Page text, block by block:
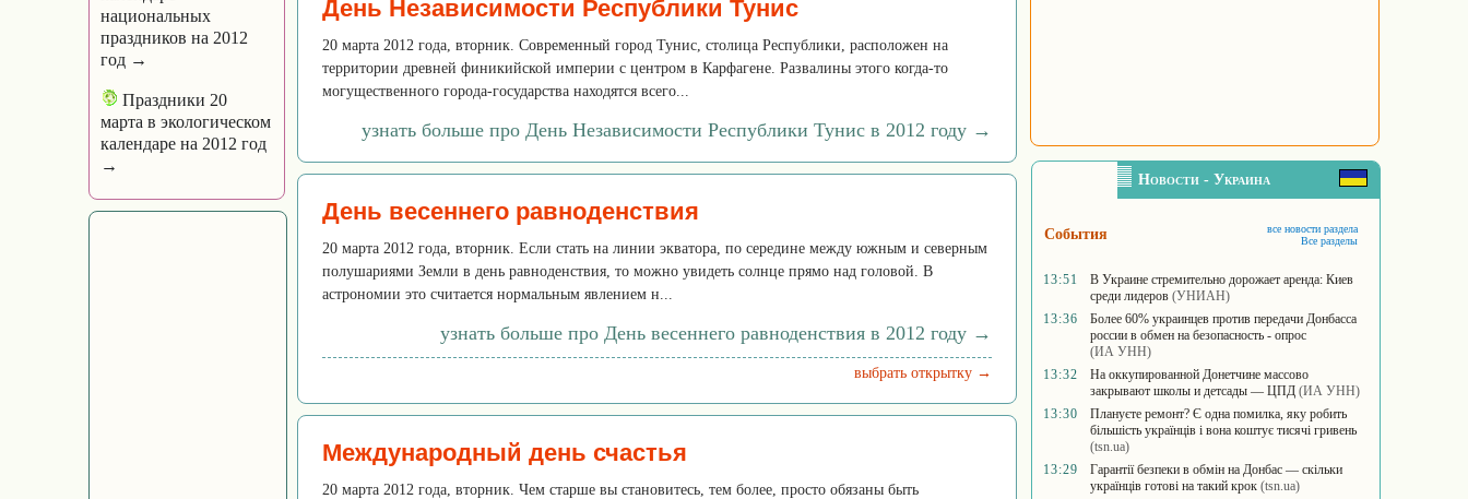
национальных
праздников на 2012
год →
Праздники 20
марта в экологическом
календаре на 2012 год
→
День Независимости Республики Тунис
20 марта 2012 года, вторник. Современный город Тунис, столица Республики, расположен на
территории древней финикийской империи с центром в Карфагене. Развалины этого когда-то
могущественного города-государства находятся всего...
узнать больше про День Независимости Республики Тунис в 2012 году →
День весеннего равноденствия
20 марта 2012 года, вторник. Если стать на линии экватора, по середине между южным и северным
полушариями Земли в день равноденствия, то можно увидеть солнце прямо над головой. В
астрономии это считается нормальным явлением н...
узнать больше про День весеннего равноденствия в 2012 году →
выбрать открытку →
Международный день счастья
20 марта 2012 года, вторник. Чем старше вы становитесь, тем более, просто обязаны быть
Новости - Украина
События
все новости раздела
Все разделы
13:51
В Украине стремительно дорожает аренда: Киев
среди лидеров (УНИАН)
13:36
Более 60% украинцев против передачи Донбасса
россии в обмен на безопасность - опрос
(ИА УНН)
13:32
На оккупированной Донетчине массово
закрывают школы и детсады — ЦПД (ИА УНН)
13:30
Плануєте ремонт? Є одна помилка, яку робить
більшість українців і вона коштує тисячі гривень
(tsn.ua)
13:29
Гарантії безпеки в обмін на Донбас — скільки
українців готові на такий крок (tsn.ua)